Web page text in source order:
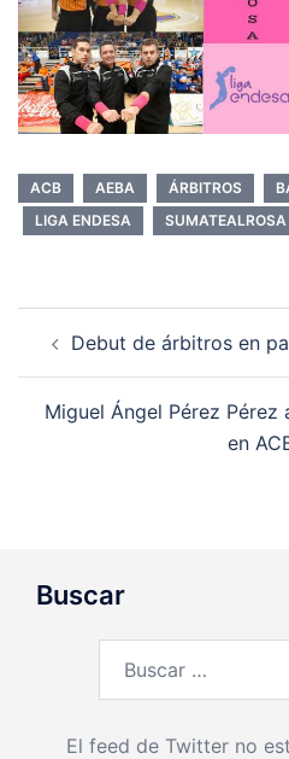
ACB AEBA ÁRBITROS
LIGA ENDESA
SUMATEALROSA
entradas
Debut de árbitros en
Miguel Ángel Pérez
en
Buscar
El feed de Twitter no